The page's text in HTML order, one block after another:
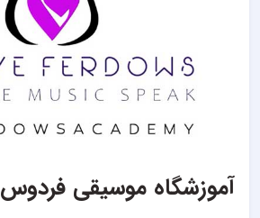
آموزشگاه موسیقی فردوس